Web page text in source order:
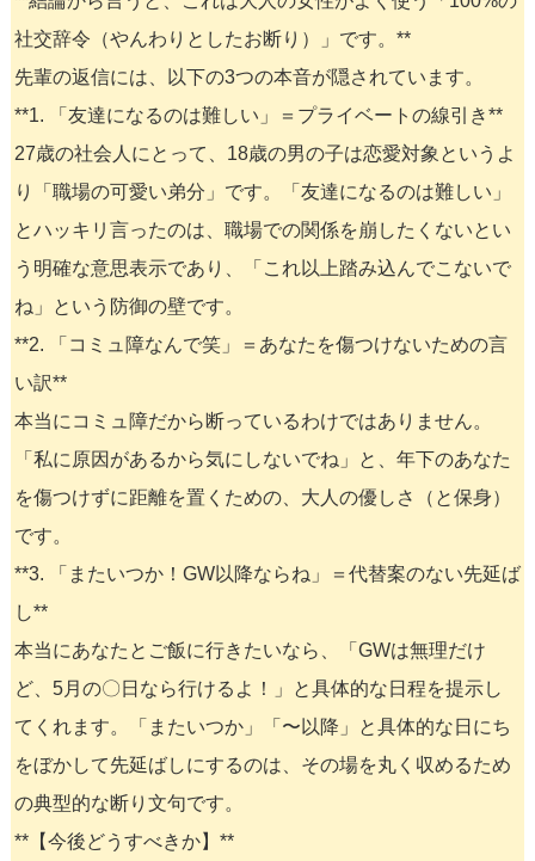
社交辞令（やんわりとしたお断り）」です。**
先輩の返信には、以下の3つの本音が隠されています。
**1. 「友達になるのは難しい」＝プライベートの線引き**
27歳の社会人にとって、18歳の男の子は恋愛対象というよ
り「職場の可愛い弟分」です。「友達になるのは難しい」
とハッキリ言ったのは、職場での関係を崩したくないとい
う明確な意思表示であり、「これ以上踏み込んでこないで
ね」という防御の壁です。
**2. 「コミュ障なんで笑」＝あなたを傷つけないための言
い訳**
本当にコミュ障だから断っているわけではありません。
「私に原因があるから気にしないでね」と、年下のあなた
を傷つけずに距離を置くための、大人の優しさ（と保身）
です。
**3. 「またいつか！GW以降ならね」＝代替案のない先延ば
し**
本当にあなたとご飯に行きたいなら、「GWは無理だけ
ど、5月の〇日なら行けるよ！」と具体的な日程を提示し
てくれます。「またいつか」「〜以降」と具体的な日にち
をぼかして先延ばしにするのは、その場を丸く収めるため
の典型的な断り文句です。
**【今後どうすべきか】**